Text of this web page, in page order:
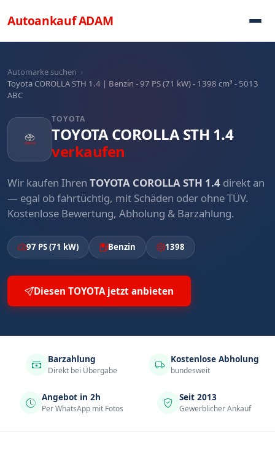
AutoankaufADAM
Automarke suchen ›
Toyota COROLLA STH 1.4 | Benzin - 97 PS (71 kW) - 1398 cm³ - 5013
ABC
TOYOTA
TOYOTA COROLLA STH 1.4
verkaufen
Wir kaufen Ihren TOYOTA COROLLA STH 1.4 direkt an
— egal ob fahrtüchtig, mit Schäden oder ohne TÜV.
Kostenlose Bewertung, Abholung & Barzahlung.
97 PS (71 kW) Benzin 1398
Diesen TOYOTA jetzt anbieten
Barzahlung
Direkt bei Übergabe
Kostenlose Abholung
bundesweit
Angebot in 2h
Per WhatsApp mit Fotos
Seit 2013
Gewerblicher Ankauf